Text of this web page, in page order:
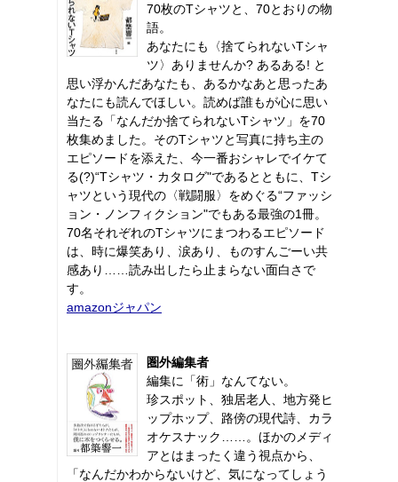
70枚のTシャツと、70とおりの物
語。
あなたにも〈捨てられないTシャ
ツ〉ありませんか? あるある! と
思い浮かんだあなたも、あるかなあと思ったあ
なたにも読んでほしい。読めば誰もが心に思い
当たる「なんだか捨てられないTシャツ」を70
枚集めました。そのTシャツと写真に持ち主の
エピソードを添えた、今一番おシャレでイケて
る(?)“Tシャツ・カタログ"であるとともに、Tシ
ャツという現代の〈戦闘服〉をめぐる“ファッシ
ョン・ノンフィクション"でもある最強の1冊。
70名それぞれのTシャツにまつわるエピソード
は、時に爆笑あり、涙あり、ものすんごーい共
感あり……読み出したら止まらない面白さで
す。
amazonジャパン
圏外編集者
編集に「術」なんてない。
珍スポット、独居老人、地方発ヒ
ップホップ、路傍の現代詩、カラ
オケスナック……。ほかのメディ
アとはまったく違う視点から、
「なんだかわからないけど、気になってしょう